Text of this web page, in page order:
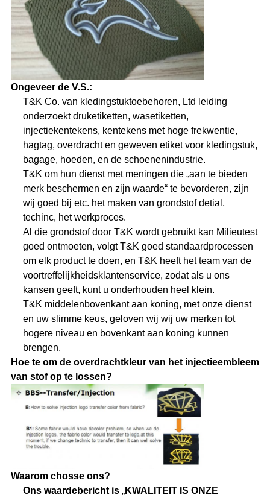
Ongeveer de V.S.:
T&K Co. van kledingstuktoebehoren, Ltd leiding
onderzoekt druketiketten, wasetiketten,
injectiekentekens, kentekens met hoge frekwentie,
hagtag, overdracht en geweven etiket voor kledingstuk,
bagage, hoeden, en de schoenenindustrie.
T&K om hun dienst met meningen die „aan te bieden
merk beschermen en zijn waarde“ te bevorderen, zijn
wij goed bij etc. het maken van grondstof detial,
techinc, het werkproces.
Al die grondstof door T&K wordt gebruikt kan Milieutest
goed ontmoeten, volgt T&K goed standaardprocessen
om elk product te doen, en T&K heeft het team van de
voortreffelijkheidsklantenservice, zodat als u ons
kansen geeft, kunt u onderhouden heel klein.
T&K middelenbovenkant aan koning, met onze dienst
en uw slimme keus, geloven wij wij uw merken tot
hogere niveau en bovenkant aan koning kunnen
brengen.
Hoe te om de overdrachtkleur van het injectieembleem
van stof op te lossen?
Waarom chosse ons?
Ons waardebericht is„KWALITEIT IS ONZE